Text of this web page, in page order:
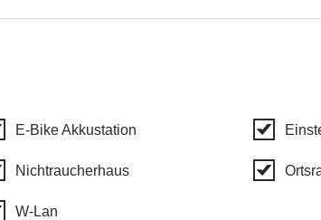
E-Bike Akkustation
Nichtraucherhaus
W-Lan